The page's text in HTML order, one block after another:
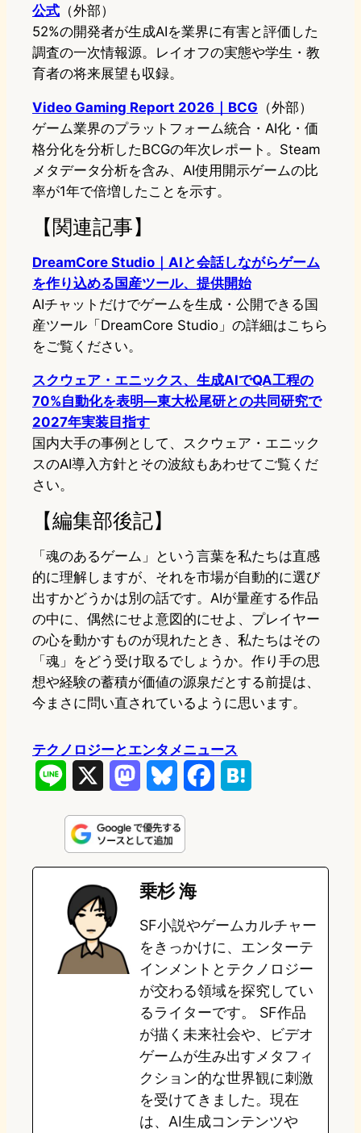
公式 （外部）
52%の開発者が生成AIを業界に有害と評価した
調査の一次情報源。レイオフの実態や学生・教
育者の将来展望も収録。
Video Gaming Report 2026｜BCG （外部）
ゲーム業界のプラットフォーム統合・AI化・価
格分化を分析したBCGの年次レポート。Steam
メタデータ分析を含み、AI使用開示ゲームの比
率が1年で倍増したことを示す。
【関連記事】
DreamCore Studio｜AIと会話しながらゲーム
を作り込める国産ツール、提供開始
AIチャットだけでゲームを生成・公開できる国
産ツール「DreamCore Studio」の詳細はこちら
をご覧ください。
スクウェア・エニックス、生成AIでQA工程の
70%自動化を表明―東大松尾研との共同研究で
2027年実装目指す
国内大手の事例として、スクウェア・エニック
スのAI導入方針とその波紋もあわせてご覧くだ
さい。
【編集部後記】
「魂のあるゲーム」という言葉を私たちは直感
的に理解しますが、それを市場が自動的に選び
出すかどうかは別の話です。AIが量産する作品
の中に、偶然にせよ意図的にせよ、プレイヤー
の心を動かすものが現れたとき、私たちはその
「魂」をどう受け取るでしょうか。作り手の思
想や経験の蓄積が価値の源泉だとする前提は、
今まさに問い直されているように思います。
テクノロジーとエンタメニュース
n
e
s
t
o
d
o
n
u
e
s
k
y
e
o
o
k
e
a
乗杉 海
SF小説やゲームカルチャー
をきっかけに、エンターテ
インメントとテクノロジー
が交わる領域を探究してい
るライターです。 SF作品
が描く未来社会や、ビデオ
ゲームが生み出すメタフィ
クション的な世界観に刺激
を受けてきました。現在
は、AI生成コンテンツや